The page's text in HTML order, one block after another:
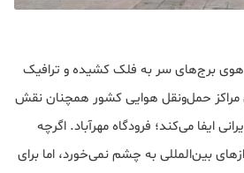
برج‌های سر به فلک کشیده و ترافیک
مراکز حمل‌ونقل هوایی کشور همچنان نقش
ایفا می‌کند؛ فرودگاه مهرآباد. اگرچه
بین‌المللی به چشم نمی‌خورد، اما برای